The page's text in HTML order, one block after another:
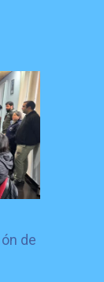
de